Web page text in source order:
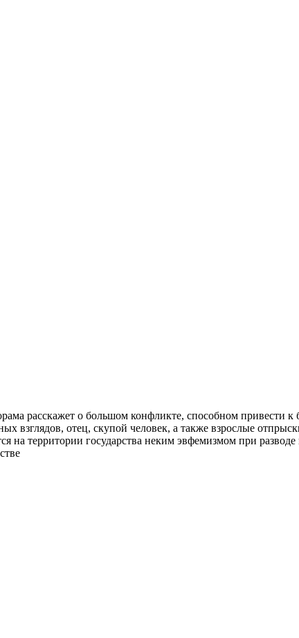
расскажет о большом конфликте, способном
взглядов, отец, скупой человек, а также взрослые
на территории государства неким эвфемизмом при